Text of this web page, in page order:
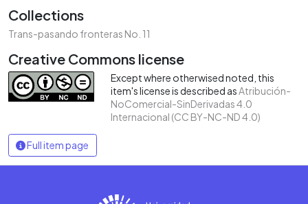
Collections
Trans-pasando fronteras No. 11
Creative Commons license
Except where otherwised noted, this
item's license is described asAtribución-
NoComercial-SinDerivadas 4.0
Internacional (CC BY-NC-ND 4.0)
Full item page